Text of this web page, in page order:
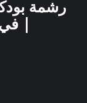
| في